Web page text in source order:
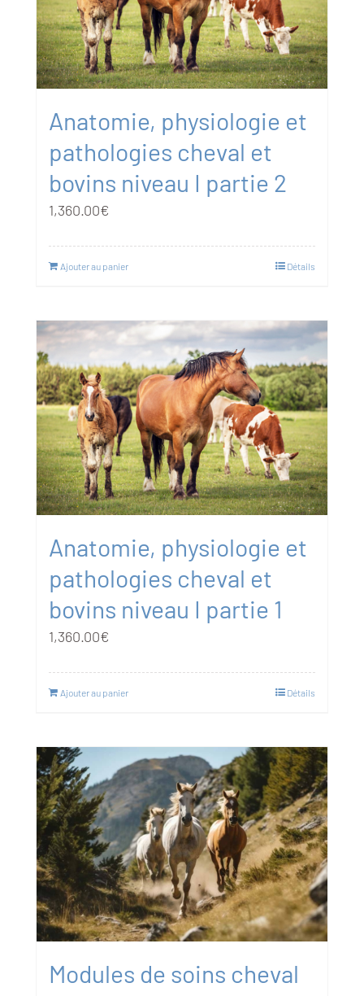
Anatomie, physiologie et
pathologies cheval et
bovins niveau I partie 2
1,360.00€
Ajouter au panier Détails
Anatomie, physiologie et
pathologies cheval et
bovins niveau I partie 1
1,360.00€
Ajouter au panier Détails
Modules de soins cheval